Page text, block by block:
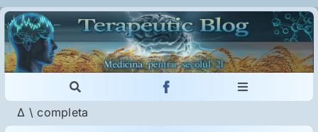
Skip
to
content
Toggle
Navigation
Cautare...
Toggle
Imunologie
Δ \ completa